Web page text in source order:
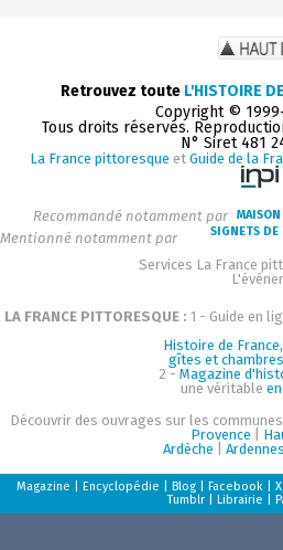
Retrouvez toute L'HISTOIRE
Copyright ©
Tous droits réservés.
N° Siret 481
La France pittoresque et Guide de la
Recommandé notamment par
Mentionné notamment par
SIGNETS DE
Services La France
LA FRANCE PITTORESQUE : 1 - Guide en
Histoire de
gîtes et
2 - Magazine
une véritable
Découvrir des ouvrages sur les
Provence
Ardèche |Ardennes
Magazine |Encyclopédie |Blog |Facebook |X
Tumblr |Librairie |